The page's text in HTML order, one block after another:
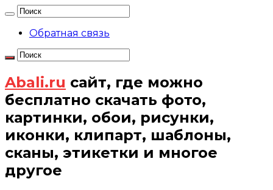
Обратная связь
Abali.ru сайт, где можно
бесплатно скачать фото,
картинки, обои, рисунки,
иконки, клипарт, шаблоны,
сканы, этикетки и многое
другое